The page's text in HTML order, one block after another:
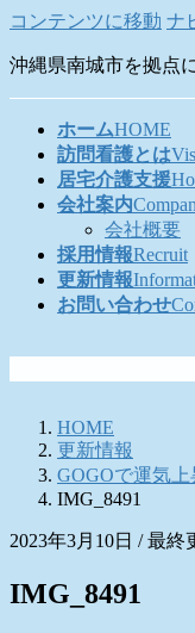
コンテンツに移動 ナ
沖縄県南城市を拠点
ホームHOME
訪問看護とは
居宅介護支援
会社案内
会社概要
採用情報Recruit
更新情報
お問い合わせ
HOME
更新情報
GOGOで運気上
IMG_8491
2023年3月10日 / 最終
IMG_8491